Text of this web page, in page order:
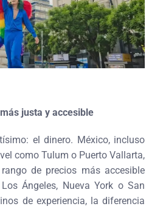
justa y accesible
el dinero. México, incluso
como Tulum o Puerto Vallarta,
de precios más accesible
Ángeles, Nueva York o San
de experiencia, la diferencia